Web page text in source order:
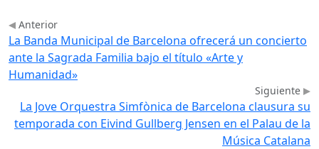
Anterior
La Banda Municipal de Barcelona ofrecerá un concierto
ante la Sagrada Familia bajo el título «Arte y
Humanidad»
Siguiente
La Jove Orquestra Simfònica de Barcelona clausura su
temporada con Eivind Gullberg Jensen en el Palau de la
Música Catalana